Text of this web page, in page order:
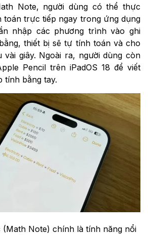
Note, người dùng có thể thực
toán trực tiếp ngay trong ứng dụng
nhập các phương trình vào ghi
thiết bị sẽ tự tính toán và cho
vài giây. Ngoài ra, người dùng còn
Pencil trên iPadOS 18 để viết
tính bằng tay.
Note) chính là tính năng nổi